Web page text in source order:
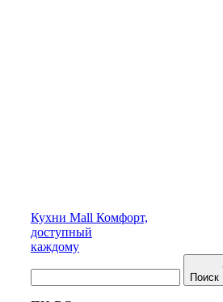
Кухни Mall Комфорт,
доступный
каждому
Поиск